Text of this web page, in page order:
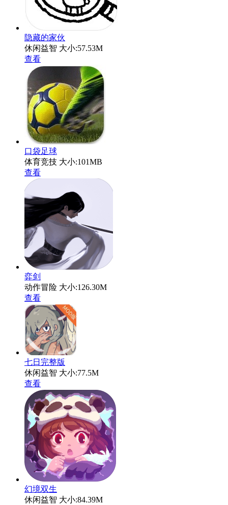
隐藏的家伙
休闲益智 大小:57.53M
查看
口袋足球
体育竞技 大小:101MB
查看
弈剑
动作冒险 大小:126.30M
查看
七日完整版
休闲益智 大小:77.5M
查看
幻境双生
休闲益智 大小:84.39M